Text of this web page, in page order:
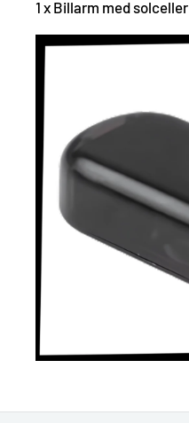
1 x Billarm med solceller